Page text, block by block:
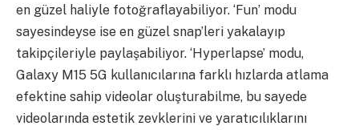
en güzel haliyle fotoğraflayabiliyor. ‘Fun’ modu
sayesindeyse ise en güzel snap’leri yakalayıp
takipçileriyle paylaşabiliyor. ‘Hyperlapse’ modu,
Galaxy M15 5G kullanıcılarına farklı hızlarda atlama
efektine sahip videolar oluşturabilme, bu sayede
videolarında estetik zevklerini ve yaratıcılıklarını